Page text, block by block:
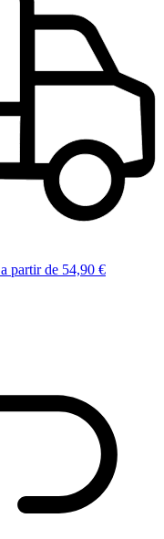
a partir de 54,90 €